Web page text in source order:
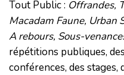
Tout Public : Offrandes,
Macadam Faune, Urban
A rebours, Sous-
répétitions publiques,
conférences, des stages,